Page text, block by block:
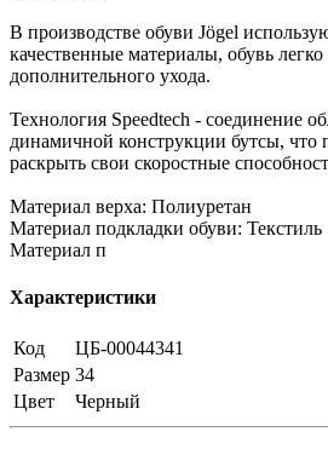
В производстве обуви Jögel
качественные материалы, обувь легко
дополнительного ухода.
Технология Speedtech - соединение
динамичной конструкции бутсы, что
раскрыть свои скоростные
Материал верха: Полиуретан
Материал подкладки обуви: Текстиль
Материал п
Характеристики
Код
ЦБ-00044341
Размер 34
Цвет
Черный